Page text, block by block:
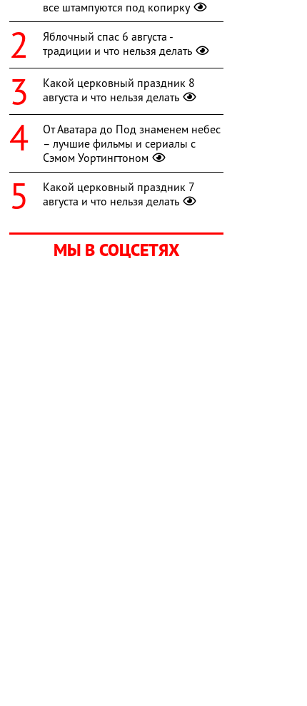
все штампуются под копирку
Яблочный спас 6 августа -
традиции и что нельзя делать
Какой церковный праздник 8
августа и что нельзя делать
От Аватара до Под знаменем небес
– лучшие фильмы и сериалы с
Сэмом Уортингтоном
Какой церковный праздник 7
августа и что нельзя делать
МЫ В СОЦСЕТЯХ